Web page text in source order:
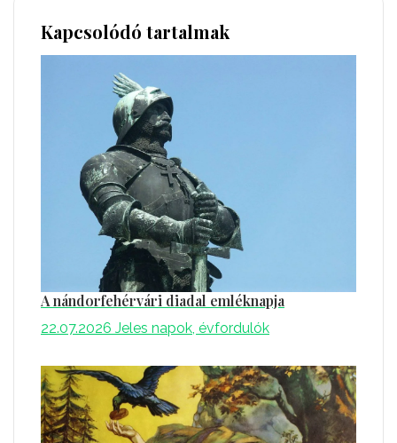
Kapcsolódó tartalmak
A nándorfehérvári diadal emléknapja
22.07.2026 Jeles napok, évfordulók